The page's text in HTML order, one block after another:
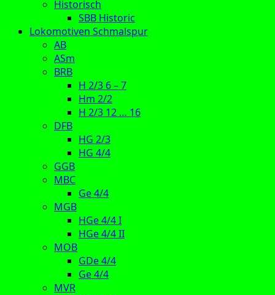
Historisch
SBB Historic
Lokomotiven Schmalspur
AB
ASm
BRB
H 2/3 6 – 7
Hm 2/2
H 2/3 12 … 16
DFB
HG 2/3
HG 4/4
GGB
MBC
Ge 4/4
MGB
HGe 4/4 I
HGe 4/4 II
MOB
GDe 4/4
Ge 4/4
MVR